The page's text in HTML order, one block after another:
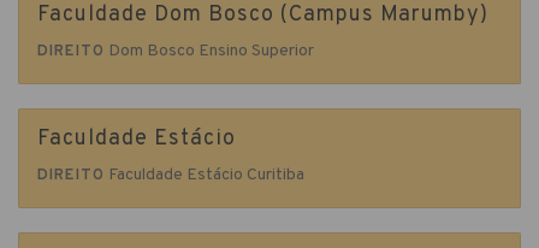
Faculdade Dom Bosco (Campus Marumby)
DIREITO Dom Bosco Ensino Superior
Faculdade Estácio
DIREITO Faculdade Estácio Curitiba